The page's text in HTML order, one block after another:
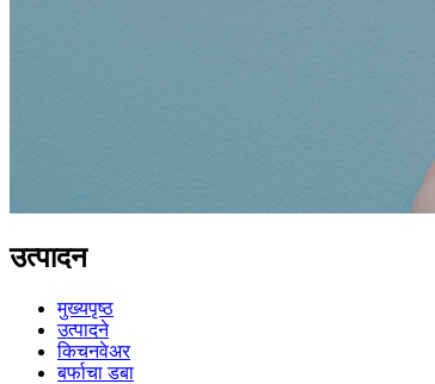
उत्पादन
मुख्यपृष्ठ
उत्पादने
किचनवेअर
बर्फाचा डबा